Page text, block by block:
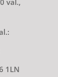
val.,
1LN